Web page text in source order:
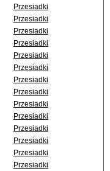
Przesiadki
Przesiadki
Przesiadki
Przesiadki
Przesiadki
Przesiadki
Przesiadki
Przesiadki
Przesiadki
Przesiadki
Przesiadki
Przesiadki
Przesiadki
Przesiadki